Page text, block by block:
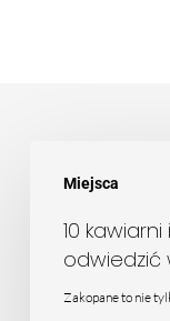
Miejsca
kawiarni
cukierni,
które
10
odwiedzić
Zakopane to nie